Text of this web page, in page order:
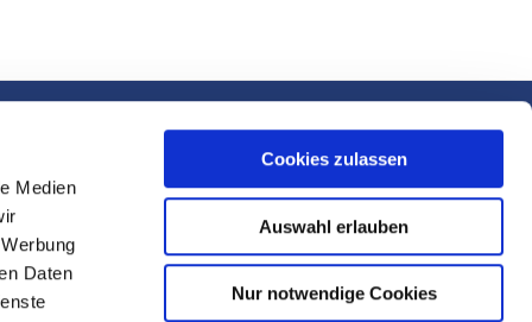
Medien
Daten
Cookies zulassen
Auswahl erlauben
Nur notwendige Cookies
Impressum
DSGVO